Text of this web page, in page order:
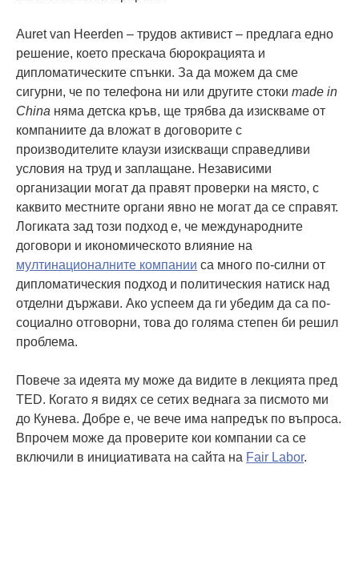
Auret van Heerden – трудов активист – предлага едно
решение, което прескача бюрокрацията и
дипломатическите спънки. За да можем да сме
сигурни, че по телефона ни или другите стоки made in
China няма детска кръв, ще трябва да изискваме от
компаниите да вложат в договорите с
производителите клаузи изискващи справедливи
условия на труд и заплащане. Независими
организации могат да правят проверки на място, с
каквито местните органи явно не могат да се справят.
Логиката зад този подход е, че международните
договори и икономическото влияние на
мултинационалните компании са много по-силни от
дипломатическия подход и политическия натиск над
отделни държави. Ако успеем да ги убедим да са по-
социално отговорни, това до голяма степен би решил
проблема.
Повече за идеята му може да видите в лекцията пред
TED. Когато я видях се сетих веднага за писмото ми
до Кунева. Добре е, че вече има напредък по въпроса.
Впрочем може да проверите кои компании са се
включили в инициативата на сайта на Fair Labor.